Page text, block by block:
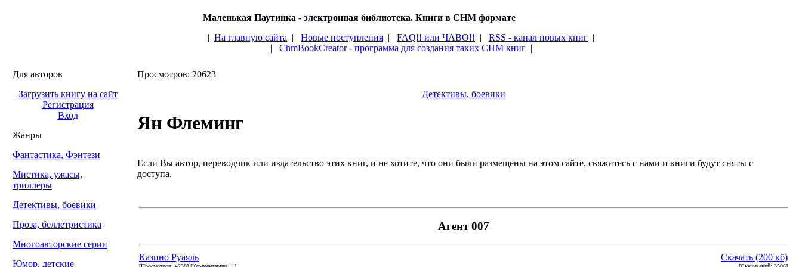
Маленькая Паутинка - электронная библиотека. Книги в CHM формате
| На главную сайта | Новые поступления | FAQ!! или ЧАВО!! | RSS - канал новых книг |
| ChmBookCreator - программа для создания таких CHM книг|
Для авторов
Загрузить книгу на сайт
Регистрация
Вход
Жанры
Фантастика, Фэнтези
Мистика, ужасы,
триллеры
Детективы, боевики
Проза, беллетристика
Многоавторские серии
Юмор, детские
Просмотров: 20623
Детективы, боевики
Ян Флеминг
Если Вы автор, переводчик или издательство этих книг, и не хотите, что они были размещены на этом сайте, свяжитесь с нами и книги будут сняты с
доступа.
Агент 007
Казино Руаяль Скачать (200 кб)